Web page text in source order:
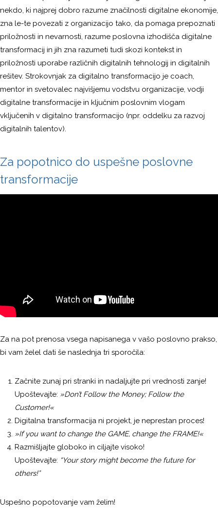
nekdo, ki najprej dobro razume značilnosti digitalne ekonomije,
zna le-te povezati z organizacijo tako, da pomaga prepoznati
priložnosti in nevarnosti, razume poslovna izhodišča digitalne
transformacij in jih zna razumeti tudi skozi kontekst in
priložnosti uporabe različnih digitalnih tehnologij in digitalnih
rešitev. Strokovnjak za digitalno transformacijo je coach,
mentor in svetovalec najvišjemu vodstvu organizacije, vodji
digitalne transformacije in ključnim poslovnim vlogam
vključenih v digitalno transformacijo (npr. oddelku za razvoj
digitalnih talentov).
Za popotnico do uspešne poslovne
transformacije
Za na pot prenosa vsega napisanega v vašo poslovno prakso,
bi vam želel dati še naslednja tri sporočila:
Začnite zunaj pri stranki in nadaljujte pri vrednosti zanje!
Upoštevajte: »Don’t Follow the Money; Follow the
Customer!«
Digitalna transformacija ni projekt, je neprestan proces!
»If you want to change the GAME, change the FRAME!«
Razmišljajte globoko in ciljajte visoko!
Upoštevajte: “Your story might become the future for
others!”
Uspešno popotovanje vam želim!